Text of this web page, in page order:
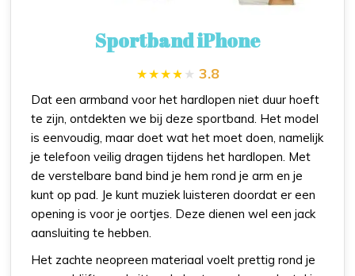
Sportband iPhone
3.8
Dat een armband voor het hardlopen niet duur hoeft
te zijn, ontdekten we bij deze sportband. Het model
is eenvoudig, maar doet wat het moet doen, namelijk
je telefoon veilig dragen tijdens het hardlopen. Met
de verstelbare band bind je hem rond je arm en je
kunt op pad. Je kunt muziek luisteren doordat er een
opening is voor je oortjes. Deze dienen wel een jack
aansluiting te hebben.
Het zachte neopreen materiaal voelt prettig rond je